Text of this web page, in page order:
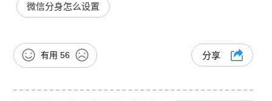
微信分身怎么设置
有用 56 分享